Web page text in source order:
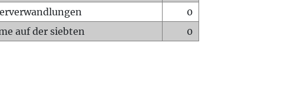
0
auf der siebten
0